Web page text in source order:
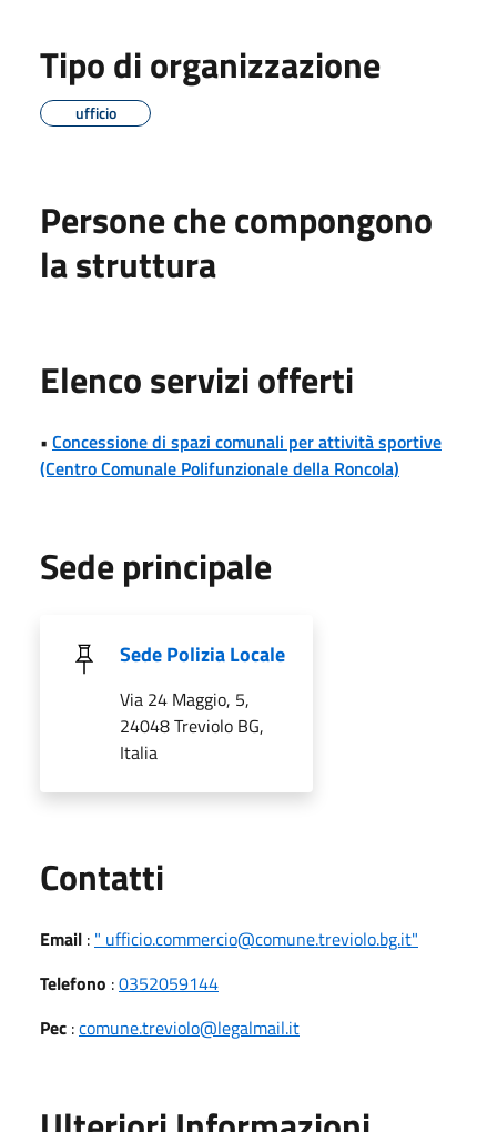
Tipo di organizzazione
ufficio
Persone che compongono
la struttura
Elenco servizi offerti
• Concessione di spazi comunali per attività sportive
(Centro Comunale Polifunzionale della Roncola)
Sede principale
Sede Polizia Locale
Via 24 Maggio, 5,
24048 Treviolo BG,
Italia
Contatti
Email : " ufficio.commercio@comune.treviolo.bg.it"
Telefono :0352059144
Pec :comune.treviolo@legalmail.it